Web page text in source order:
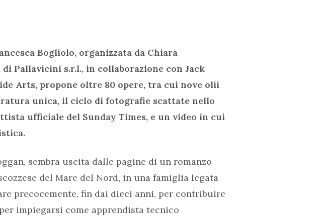
Bogliolo, organizzata da Chiara
Pallavicini s.r.l., in collaborazione con Jack
Arts, propone oltre 80 opere, tra cui nove olii
unica, il ciclo di fotografie scattate nello
ufficiale del Sunday Times, e un video in cui
sembra uscita dalle pagine di un romanzo
del Mare del Nord, in una famiglia legata
precocemente, fin dai dieci anni, per contribuire
impiegarsi come apprendista tecnico